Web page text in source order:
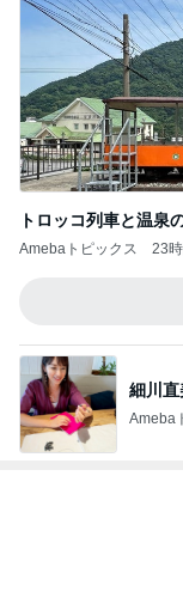
トロッコ列車と温泉
Amebaトピックス 23
細川
Ameba